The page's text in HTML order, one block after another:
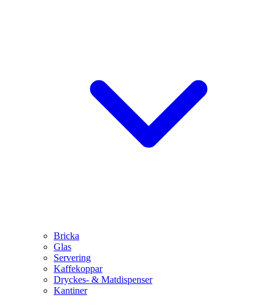
Bricka
Glas
Servering
Kaffekoppar
Dryckes- & Matdispenser
Kantiner